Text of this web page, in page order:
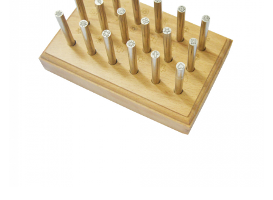
Ceasuri Accurist
Ceasuri Casio
Ceasuri Daniel Klein
Ceasuri Lorus
Ceasuri Police